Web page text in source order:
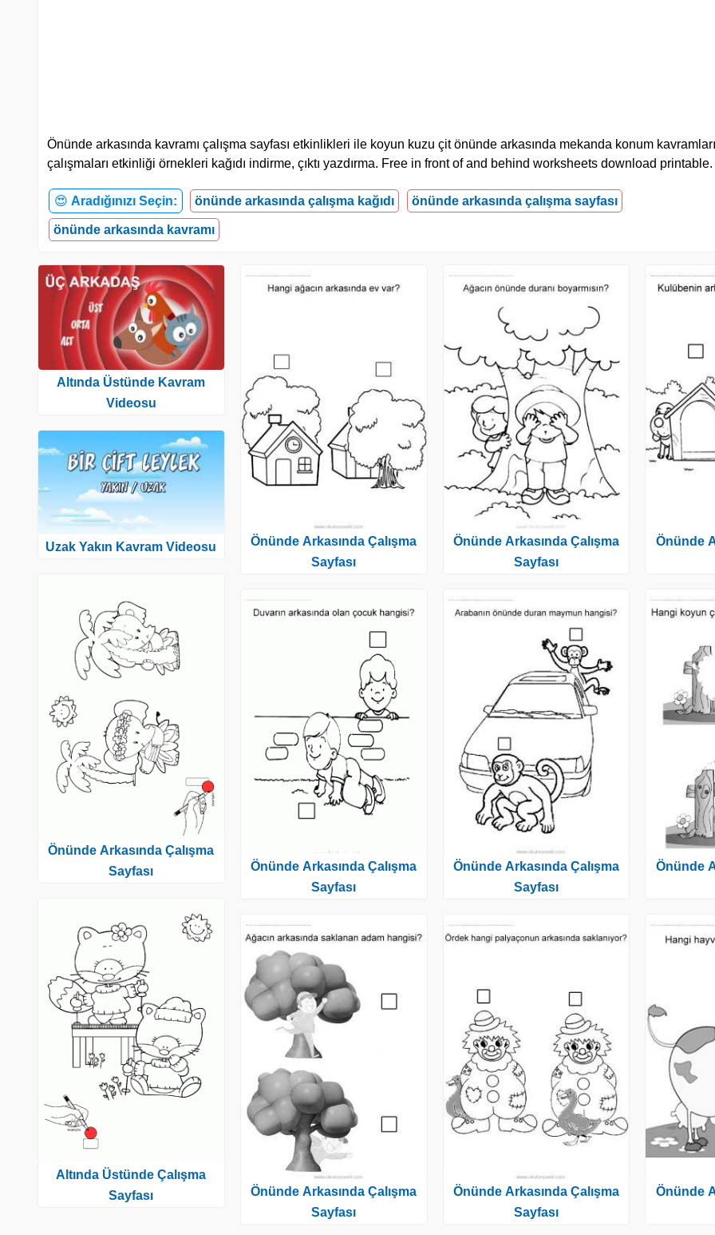
Önünde arkasında kavramı çalışma sayfası etkinlikleri ile koyun kuzu çit önünde arkasında mekanda konum kavramları
çalışmaları etkinliği örnekleri kağıdı indirme, çıktı yazdırma. Free in front of and behind worksheets download printable.
😍 Aradığınızı Seçin: önünde arkasında çalışma kağıdı önünde arkasında çalışma sayfası
önünde arkasında kavramı
Altında Üstünde Kavram
Videosu
Uzak Yakın Kavram Videosu
Önünde Arkasında Çalışma
Sayfası
Altında Üstünde Çalışma
Sayfası
Önünde Arkasında Çalışma
Sayfası
Önünde Arkasında Çalışma
Sayfası
Önünde Arkasında Çalışma
Sayfası
Önünde Arkasında Çalışma
Sayfası
Önünde Arkasında Çalışma
Sayfası
Önünde Arkasında Çalışma
Sayfası
Önünde
Önünde
Önünde